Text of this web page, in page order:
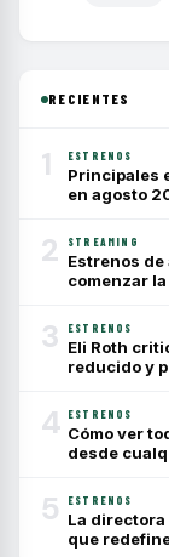
RECIENTES
1 ESTRENOS
Principales
en agosto
2 STREAMING
Estrenos
comenzar
3 ESTRENOS
Eli Roth
reducido y
4 ESTRENOS
Cómo ver
desde
5 ESTRENOS
La directora
que